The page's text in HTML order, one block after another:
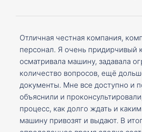
Отличная честная компания,
персонал. Я очень придирчивый
осматривала машину, задавала
количество вопросов, ещё
документы. Мне все доступно и
объяснили и
процесс, как долго ждать и
машину привозят и выдают. В